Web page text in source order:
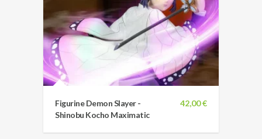
42,00 €
Figurine Demon Slayer -
Shinobu Kocho Maximatic